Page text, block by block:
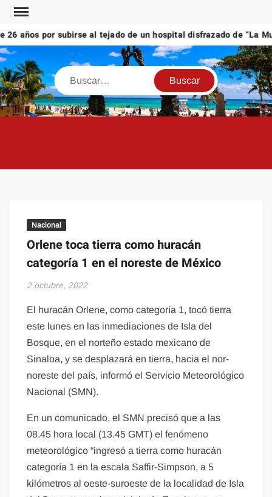
Saltar
contenido
años por subirse al tejado de un hospital disfrazado de “La
Buscar
Nacional
Orlene toca tierra como huracán
categoría 1 en el noreste de México
2 octubre, 2022
El huracán Orlene, como categoría 1, tocó tierra
este lunes en las inmediaciones de Isla del
Bosque, en el norteño estado mexicano de
Sinaloa, y se desplazará en tierra, hacia el nor-
noreste del país, informó el Servicio Meteorológico
Nacional (SMN).
En un comunicado, el SMN precisó que a las
08.45 hora local (13.45 GMT) el fenómeno
meteorológico “ingresó a tierra como huracán
categoría 1 en la escala Saffir-Simpson, a 5
kilómetros al oeste-suroeste de la localidad de Isla